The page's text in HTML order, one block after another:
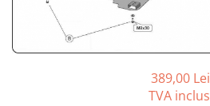
Carlige Dodge
Carlige Dongfeng
Covorase auto Kia
Covorase auto Land Rover
Covorase auto Lexus
Scut motor EVO
Scut motor Fiat
389,00 Lei
TVA inclus